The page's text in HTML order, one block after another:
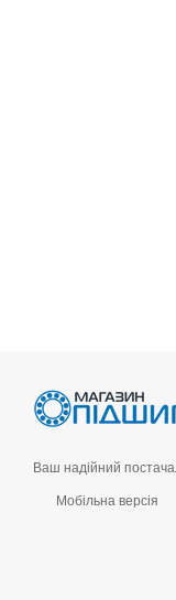
Ваш надійний
Мобільна версія